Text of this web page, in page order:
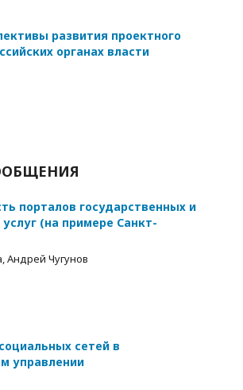
развития проектного
органах власти
порталов государственных и
(на примере Санкт-
Андрей Чугунов
сетей в
управлении